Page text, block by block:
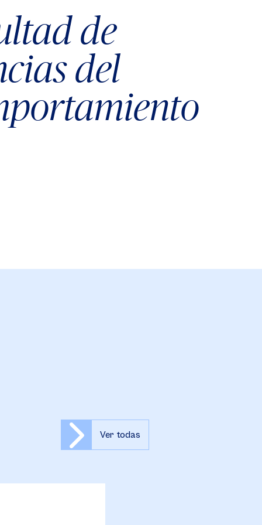
de
del
Ver todas